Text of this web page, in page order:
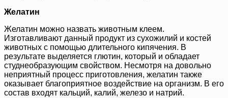
Желатин
Желатин можно назвать животным клеем.
Изготавливают данный продукт из сухожилий и костей
животных с помощью длительного кипячения. В
результате выделяется глютин, который и обладает
студнеобразующим свойством. Несмотря на довольно
неприятный процесс приготовления, желатин также
оказывает благоприятное воздействие на организм. В его
состав входят кальций, калий, железо и натрий.